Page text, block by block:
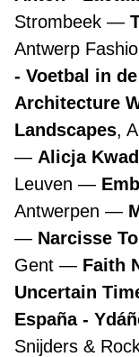
Strombeek
Antwerp
- Voetbal in
Architecture
Landscapes,
Alicja
Leuven
Antwerpen
Narcisse
Gent
Faith
Uncertain
España -
Snijders &